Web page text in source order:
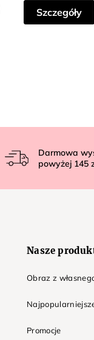
Szczegóły
Darmowa
powyżej 145
Nasze
Obraz z
Promocje